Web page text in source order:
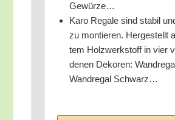
Gewürze…
Karo Rega­le sind sta­bil
zu mon­tie­ren. Her­ge­stellt
tem Holz­werk­stoff in vier
de­nen Deko­ren:
Wand­re­gal Schwarz…